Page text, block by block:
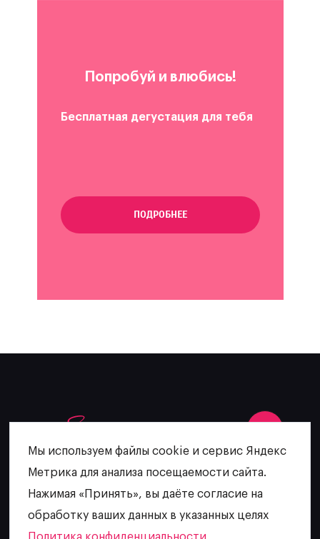
Попробуй и влюбись!
Бесплатная дегустация для тебя
ПОДРОБНЕЕ
escatering@mail.ru
Мы используем файлы cookie и сервис Яндекс
Метрика для анализа посещаемости сайта.
Нажимая «Принять», вы даёте согласие на
обработку ваших данных в указанных целях